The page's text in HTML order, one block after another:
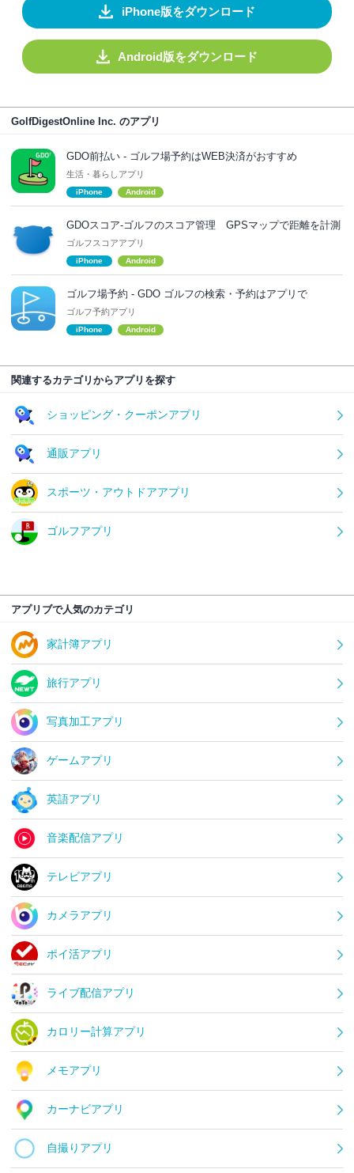
iPhone版をダウンロード
Android版をダウンロード
GolfDigestOnline Inc. のアプリ
GDO前払い - ゴルフ場予約はWEB決済がおすすめ
生活・暮らしアプリ
iPhone Android
GDOスコア-ゴルフのスコア管理 GPSマップで距離を計測
ゴルフスコアアプリ
iPhone Android
ゴルフ場予約 - GDO ゴルフの検索・予約はアプリで
ゴルフ予約アプリ
iPhone Android
関連するカテゴリからアプリを探す
ショッピング・クーポンアプリ
通販アプリ
スポーツ・アウトドアアプリ
ゴルフアプリ
アプリブで人気のカテゴリ
家計簿アプリ
旅行アプリ
写真加工アプリ
ゲームアプリ
英語アプリ
音楽配信アプリ
テレビアプリ
カメラアプリ
ポイ活アプリ
ライブ配信アプリ
カロリー計算アプリ
メモアプリ
カーナビアプリ
自撮りアプリ